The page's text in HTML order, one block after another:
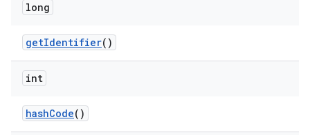
long
getIdentifier()
int
hashCode()